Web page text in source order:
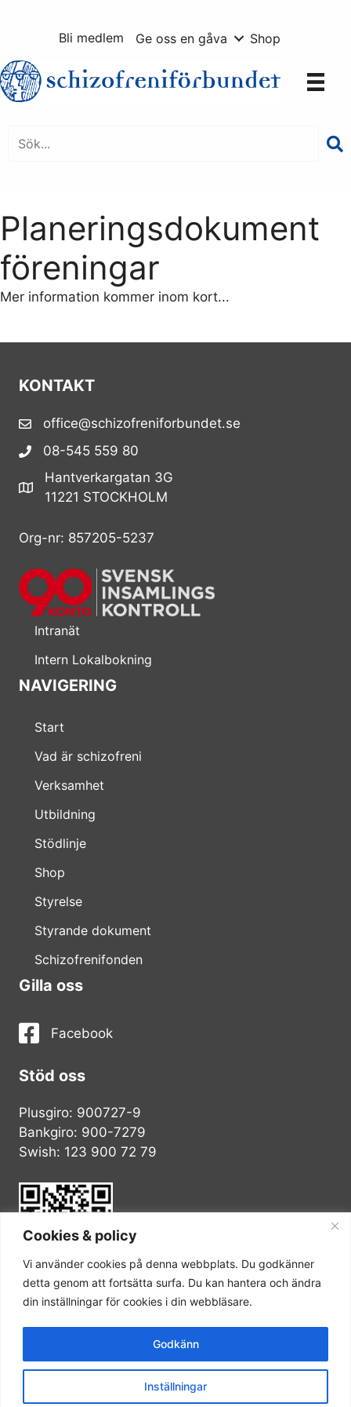
Cookies & policy
Vi använder cookies på denna webbplats. Du godkänner
detta genom att fortsätta surfa. Du kan hantera och ändra
din inställningar för cookies i din webbläsare.
Inställningar
Godkänn
Bli medlem Ge oss en gåva Shop
Planeringsdokument
föreningar
Mer information kommer inom kort...
KONTAKT
office@schizofreniforbundet.se
08-545 559 80
Hantverkargatan 3G
11221 STOCKHOLM
Org-nr: 857205-5237
Intranät
Intern Lokalbokning
NAVIGERING
Start
Vad är schizofreni
Verksamhet
Utbildning
Stödlinje
Shop
Styrelse
Styrande dokument
Schizofrenifonden
Gilla oss
Facebook
Stöd oss
Plusgiro: 900727-9
Bankgiro: 900-7279
Swish: 123 900 72 79
© 2026 Schizofreniförbundet. Alla rättigheter
reserverade.
Webbdesign utförd avEMS Design Webbyrå